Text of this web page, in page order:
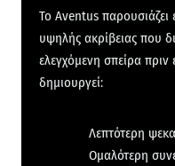
Το Aventus
υψηλής ακρίβειας που
ελεγχόμενη σπείρα
δημιουργεί:
Λεπτότερη
Ομαλότερη